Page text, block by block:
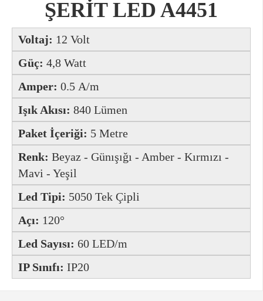
ŞERİT LED A4451
Voltaj: 12 Volt
Güç: 4,8 Watt
Amper: 0.5 A/m
Işık Akısı: 840 Lümen
Paket İçeriği: 5 Metre
Renk: Beyaz - Günışığı - Amber - Kırmızı -
Mavi - Yeşil
Led Tipi: 5050 Tek Çipli
Açı: 120°
Led Sayısı: 60 LED/m
IP Sınıfı: IP20